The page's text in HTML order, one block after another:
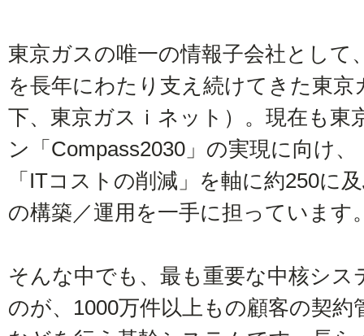
東京ガスの唯一の情報子会社として
を長年にわたり支え続けてきた東
下、東京ガスｉネット）。現在も東
ン「Compass2030」の実現に向け
「ITコストの削減」を軸に約250に
の構築／運用を一手に担っています
そんな中でも、最も重要な中核シ
のが、1000万件以上もの顧客の契約